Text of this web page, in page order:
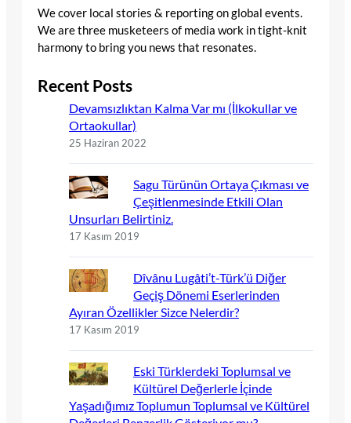
We cover local stories & reporting on global events.
We are three musketeers of media work in tight-knit
harmony to bring you news that resonates.
Recent Posts
Devamsızlıktan Kalma Var mı (İlkokullar ve
Ortaokullar)
25 Haziran 2022
Sagu Türünün Ortaya Çıkması ve
Çeşitlenmesinde Etkili Olan
Unsurları Belirtiniz.
17 Kasım 2019
Dîvânu Lugâti’t-Türk’ü Diğer
Geçiş Dönemi Eserlerinden
Ayıran Özellikler Sizce Nelerdir?
17 Kasım 2019
Eski Türklerdeki Toplumsal ve
Kültürel Değerlerle İçinde
Yaşadığımız Toplumun Toplumsal ve Kültürel